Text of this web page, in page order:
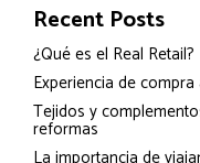
Recent Posts
¿Qué es el Real Retail?
Experiencia de
Tejidos y
reformas